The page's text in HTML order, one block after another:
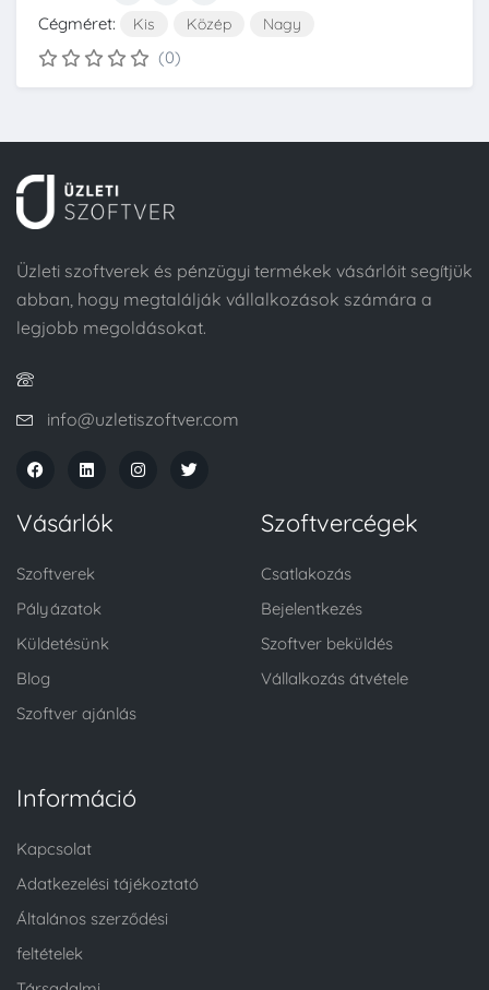
Cégméret:
Kis Közép Nagy
(0)
Üzleti szoftverek és pénzügyi termékek vásárlóit segítjük
abban, hogy megtalálják vállalkozások számára a
legjobb megoldásokat.
info@uzletiszoftver.com
Vásárlók
Szoftverek
Pályázatok
Küldetésünk
Blog
Szoftver ajánlás
Szoftvercégek
Csatlakozás
Bejelentkezés
Szoftver beküldés
Vállalkozás átvétele
Információ
Kapcsolat
Adatkezelési tájékoztató
Általános szerződési
feltételek